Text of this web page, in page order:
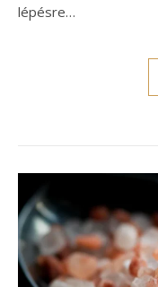
lépésre…